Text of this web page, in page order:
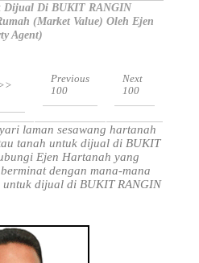
Dijual Di BUKIT RANGIN
(Market Value) Oleh Ejen
Agent)
Previous
100
Next
100
laman sesawang hartanah
tanah untuk dijual di BUKIT
Ejen Hartanah yang
dengan mana-mana
dijual di BUKIT RANGIN